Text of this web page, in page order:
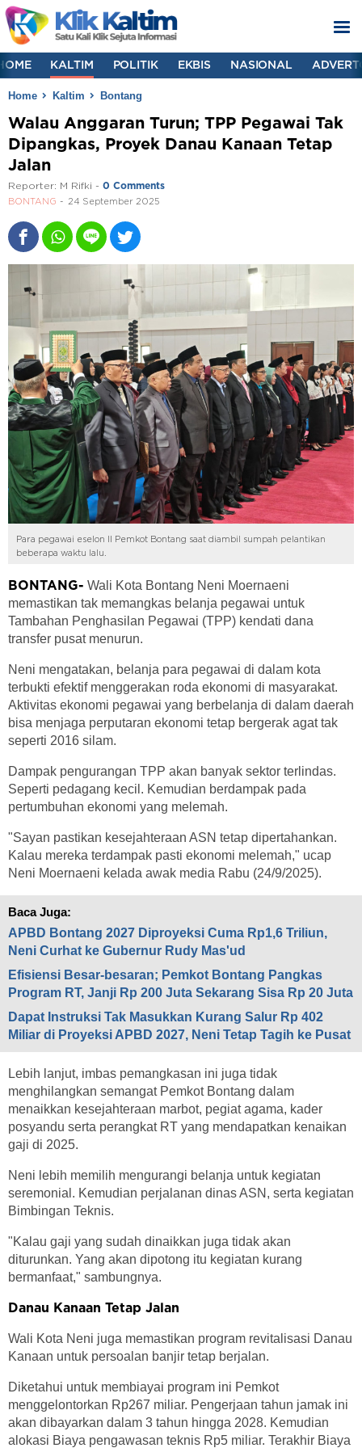
KALTIM POLITIK EKBIS NASIONAL
Home Kaltim Bontang
Walau Anggaran Turun; TPP Pegawai Tak
Dipangkas, Proyek Danau Kanaan Tetap
Jalan
Reporter: M Rifki - 0 Comments
BONTANG 24 September 2025
Para pegawai eselon II Pemkot Bontang saat diambil sumpah pelantikan
beberapa waktu lalu.
BONTANG- Wali Kota Bontang Neni Moernaeni
memastikan tak memangkas belanja pegawai untuk
Tambahan Penghasilan Pegawai (TPP) kendati dana
transfer pusat menurun.
Neni mengatakan, belanja para pegawai di dalam kota
terbukti efektif menggerakan roda ekonomi di masyarakat.
Aktivitas ekonomi pegawai yang berbelanja di dalam daerah
bisa menjaga perputaran ekonomi tetap bergerak agat tak
seperti 2016 silam.
Dampak pengurangan TPP akan banyak sektor terlindas.
Seperti pedagang kecil. Kemudian berdampak pada
pertumbuhan ekonomi yang melemah.
"Sayan pastikan kesejahteraan ASN tetap dipertahankan.
Kalau mereka terdampak pasti ekonomi melemah," ucap
Neni Moernaeni kelada awak media Rabu (24/9/2025).
Baca Juga:
APBD Bontang 2027 Diproyeksi Cuma Rp1,6 Triliun,
Neni Curhat ke Gubernur Rudy Mas'ud
Efisiensi Besar-besaran; Pemkot Bontang Pangkas
Program RT, Janji Rp 200 Juta Sekarang Sisa Rp 20 Juta
Dapat Instruksi Tak Masukkan Kurang Salur Rp 402
Miliar di Proyeksi APBD 2027, Neni Tetap Tagih ke Pusat
Lebih lanjut, imbas pemangkasan ini juga tidak
menghilangkan semangat Pemkot Bontang dalam
menaikkan kesejahteraan marbot, pegiat agama, kader
posyandu serta perangkat RT yang mendapatkan kenaikan
gaji di 2025.
Neni lebih memilih mengurangi belanja untuk kegiatan
seremonial. Kemudian perjalanan dinas ASN, serta kegiatan
Bimbingan Teknis.
"Kalau gaji yang sudah dinaikkan juga tidak akan
diturunkan. Yang akan dipotong itu kegiatan kurang
bermanfaat," sambungnya.
Danau Kanaan Tetap Jalan
Wali Kota Neni juga memastikan program revitalisasi Danau
Kanaan untuk persoalan banjir tetap berjalan.
Diketahui untuk membiayai program ini Pemkot
menggelontorkan Rp267 miliar. Pengerjaan tahun jamak ini
akan dibayarkan dalam 3 tahun hingga 2028. Kemudian
alokasi Biaya pengawasan teknis Rp5 miliar. Terakhir Biaya